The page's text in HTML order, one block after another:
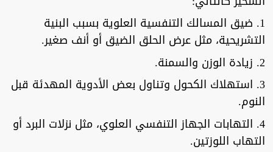
1. ضيق المسالك التنفسية العلوية بسبب البنية
التشريحية، مثل عرض الحلق الضيق أو أنف صغير.
2. زيادة الوزن والسمنة.
3. استهلاك الكحول وتناول بعض الأدوية المهدئة قبل
النوم.
4. التهابات الجهاز التنفسي العلوي، مثل نزلات البرد أو
التهاب اللوزتين.